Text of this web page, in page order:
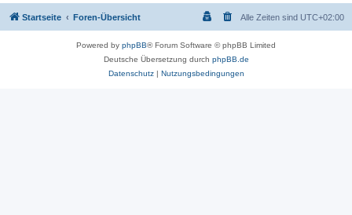
Startseite Foren-Übersicht Alle Zeiten sind UTC+02:00
Powered by phpBB® Forum Software © phpBB Limited
Deutsche Übersetzung durch phpBB.de
Datenschutz | Nutzungsbedingungen